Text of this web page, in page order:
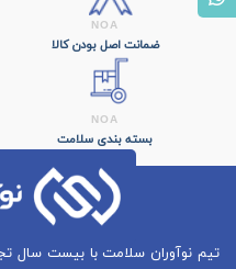
ضمانت اصل بودن کالا
بسته بندی سلامت
تیم نوآوران سلامت با بیست سال